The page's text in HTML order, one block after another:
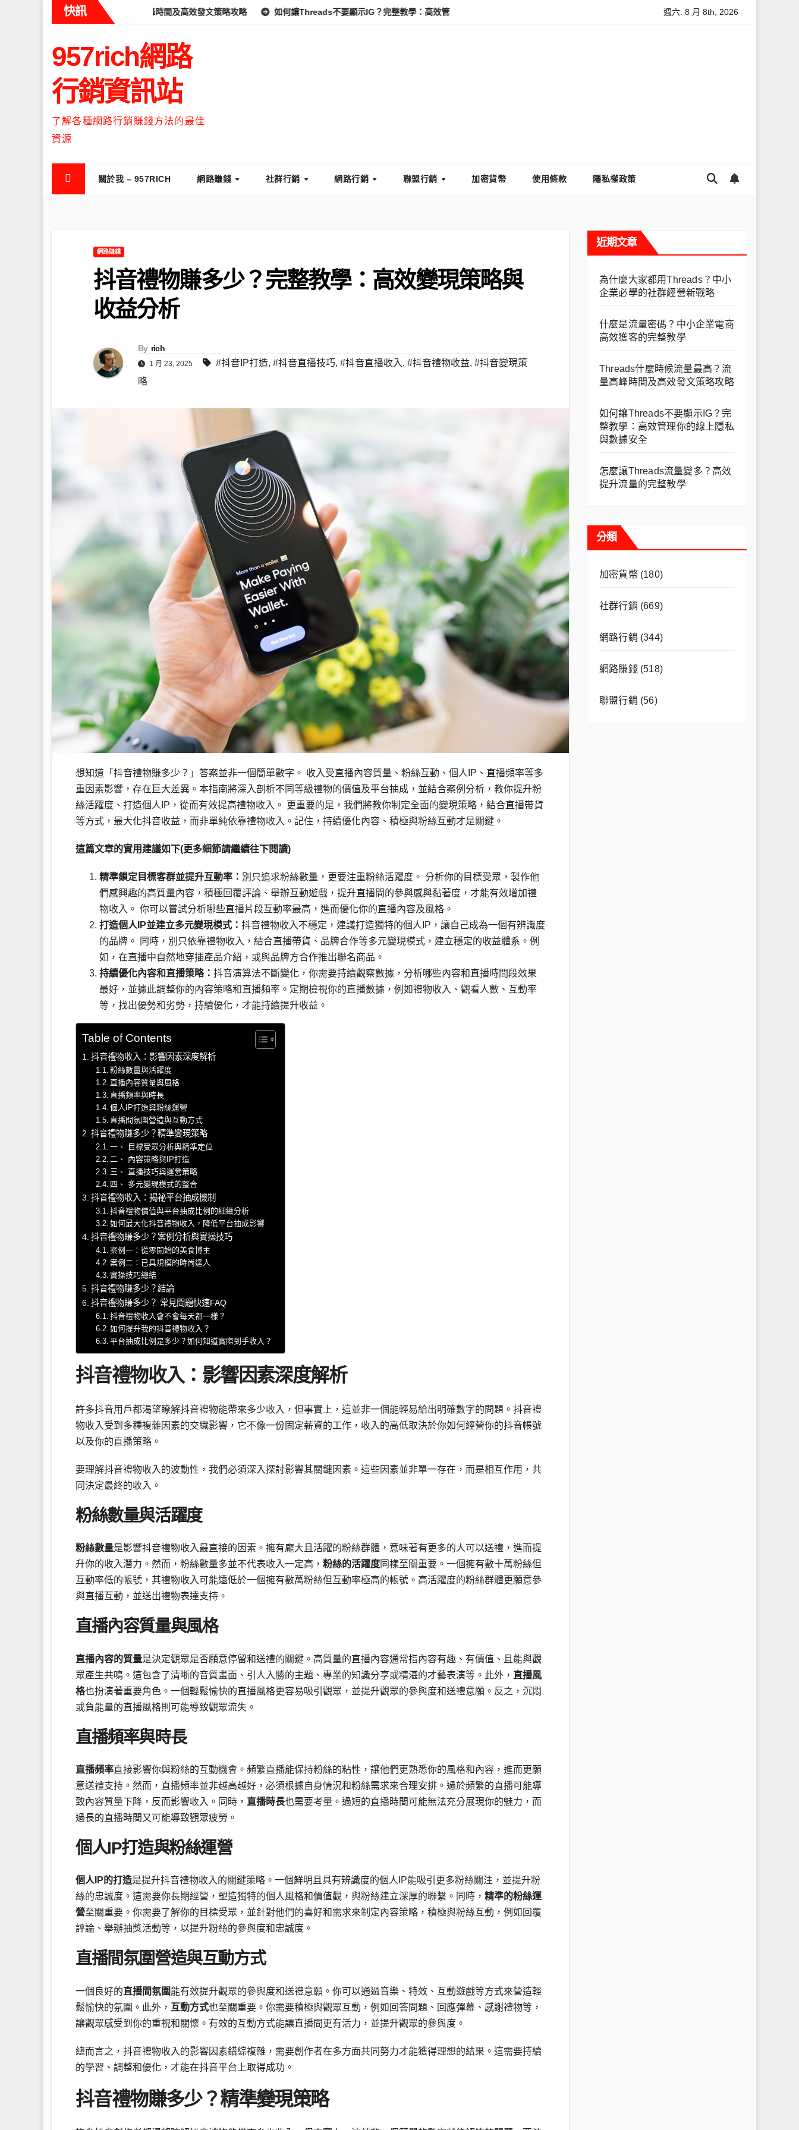
快訊
什麼時候流量最高？流量高峰時間及高效發文策略攻略 如何讓Threads不要顯示IG？完整教學：高效管理你的線上隱私與數據安全 怎麼讓Threads流量變多？高效提升流量的完整教學
週六. 8 月 8th, 2026
957rich網路
行銷資訊站
了解各種網路行銷賺錢方法的最佳
資源
關於我 – 957RICH 網路賺錢 社群行銷 網路行銷 聯盟行銷 加密貨幣 使用條款 隱私權政策
網路賺錢
抖音禮物賺多少？完整教學：高效變現策略與
收益分析
By rich
1 月 23, 2025 #抖音IP打造, #抖音直播技巧, #抖音直播收入 , #抖音禮物收益, #抖音變現策
略
想知道「抖音禮物賺多少？」答案並非一個簡單數字。 收入受直播內容質量、粉絲互動、個人IP、直播頻率等多
重因素影響，存在巨大差異。本指南將深入剖析不同等級禮物的價值及平台抽成，並結合案例分析，教你提升粉
絲活躍度、打造個人IP，從而有效提高禮物收入。 更重要的是，我們將教你制定全面的變現策略，結合直播帶貨
等方式，最大化抖音收益，而非單純依靠禮物收入。記住，持續優化內容、積極與粉絲互動才是關鍵。
這篇文章的實用建議如下(更多細節請繼續往下閱讀)
精準鎖定目標客群並提升互動率： 別只追求粉絲數量，更要注重粉絲活躍度。 分析你的目標受眾，製作他
們感興趣的高質量內容，積極回覆評論、舉辦互動遊戲，提升直播間的參與感與黏著度，才能有效增加禮
物收入。 你可以嘗試分析哪些直播片段互動率最高，進而優化你的直播內容及風格。
打造個人IP並建立多元變現模式： 抖音禮物收入不穩定，建議打造獨特的個人IP，讓自己成為一個有辨識度
的品牌。 同時，別只依靠禮物收入，結合直播帶貨、品牌合作等多元變現模式，建立穩定的收益體系。例
如，在直播中自然地穿插產品介紹，或與品牌方合作推出聯名商品。
持續優化內容和直播策略： 抖音演算法不斷變化，你需要持續觀察數據，分析哪些內容和直播時間段效果
最好，並據此調整你的內容策略和直播頻率。定期檢視你的直播數據，例如禮物收入、觀看人數、互動率
等，找出優勢和劣勢，持續優化，才能持續提升收益。
Table of Contents
抖音禮物收入：影響因素深度解析
粉絲數量與活躍度
直播內容質量與風格
直播頻率與時長
個人IP打造與粉絲運營
直播間氛圍營造與互動方式
抖音禮物賺多少？精準變現策略
一、 目標受眾分析與精準定位
二、 內容策略與IP打造
三、 直播技巧與運營策略
四、 多元變現模式的整合
抖音禮物收入：揭祕平台抽成機制
抖音禮物價值與平台抽成比例的細緻分析
如何最大化抖音禮物收入，降低平台抽成影響
抖音禮物賺多少？案例分析與實操技巧
案例一：從零開始的美食博主
案例二：已具規模的時尚達人
實操技巧總結
抖音禮物賺多少？結論
抖音禮物賺多少？ 常見問題快速FAQ
抖音禮物收入會不會每天都一樣？
如何提升我的抖音禮物收入？
平台抽成比例是多少？如何知道實際到手收入？
抖音禮物收入：影響因素深度解析
許多抖音用戶都渴望瞭解抖音禮物能帶來多少收入，但事實上，這並非一個能輕易給出明確數字的問題。抖音禮
物收入受到多種複雜因素的交織影響，它不像一份固定薪資的工作，收入的高低取決於你如何經營你的抖音帳號
以及你的直播策略。
要理解抖音禮物收入的波動性，我們必須深入探討影響其關鍵因素。這些因素並非單一存在，而是相互作用，共
同決定最終的收入。
粉絲數量與活躍度
粉絲數量是影響抖音禮物收入最直接的因素。擁有龐大且活躍的粉絲群體，意味著有更多的人可以送禮，進而提
升你的收入潛力。然而，粉絲數量多並不代表收入一定高， 粉絲的活躍度同樣至關重要。一個擁有數十萬粉絲但
互動率低的帳號，其禮物收入可能遠低於一個擁有數萬粉絲但互動率極高的帳號。高活躍度的粉絲群體更願意參
與直播互動，並送出禮物表達支持。
直播內容質量與風格
直播內容的質量是決定觀眾是否願意停留和送禮的關鍵。高質量的直播內容通常指內容有趣、有價值、且能與觀
眾產生共鳴。這包含了清晰的音質畫面、引人入勝的主題、專業的知識分享或精湛的才藝表演等。此外， 直播風
格也扮演著重要角色。一個輕鬆愉快的直播風格更容易吸引觀眾，並提升觀眾的參與度和送禮意願。反之，沉悶
或負能量的直播風格則可能導致觀眾流失。
直播頻率與時長
直播頻率直接影響你與粉絲的互動機會。頻繁直播能保持粉絲的粘性，讓他們更熟悉你的風格和內容，進而更願
意送禮支持。然而，直播頻率並非越高越好，必須根據自身情況和粉絲需求來合理安排。過於頻繁的直播可能導
致內容質量下降，反而影響收入。同時， 直播時長也需要考量。過短的直播時間可能無法充分展現你的魅力，而
過長的直播時間又可能導致觀眾疲勞。
個人IP打造與粉絲運營
個人IP的打造是提升抖音禮物收入的關鍵策略。一個鮮明且具有辨識度的個人IP能吸引更多粉絲關注，並提升粉
絲的忠誠度。這需要你長期經營，塑造獨特的個人風格和價值觀，與粉絲建立深厚的聯繫。同時， 精準的粉絲運
營至關重要。你需要了解你的目標受眾，並針對他們的喜好和需求來制定內容策略，積極與粉絲互動，例如回覆
評論、舉辦抽獎活動等，以提升粉絲的參與度和忠誠度。
直播間氛圍營造與互動方式
一個良好的直播間氛圍能有效提升觀眾的參與度和送禮意願。你可以通過音樂、特效、互動遊戲等方式來營造輕
鬆愉快的氛圍。此外， 互動方式也至關重要。你需要積極與觀眾互動，例如回答問題、回應彈幕、感謝禮物等，
讓觀眾感受到你的重視和關懷。有效的互動方式能讓直播間更有活力，並提升觀眾的參與度。
總而言之，抖音禮物收入的影響因素錯綜複雜，需要創作者在多方面共同努力才能獲得理想的結果。這需要持續
的學習、調整和優化，才能在抖音平台上取得成功。
抖音禮物賺多少？精準變現策略
近期文章
為什麼大家都用Threads？中小
企業必學的社群經營新戰略
什麼是流量密碼？中小企業電商
高效獲客的完整教學
Threads什麼時候流量最高？流
量高峰時間及高效發文策略攻略
如何讓Threads不要顯示IG？完
整教學：高效管理你的線上隱私
與數據安全
怎麼讓Threads流量變多？高效
提升流量的完整教學
分類
加密貨幣(180)
社群行銷 (669)
網路行銷 (344)
網路賺錢(518)
聯盟行銷 (56)